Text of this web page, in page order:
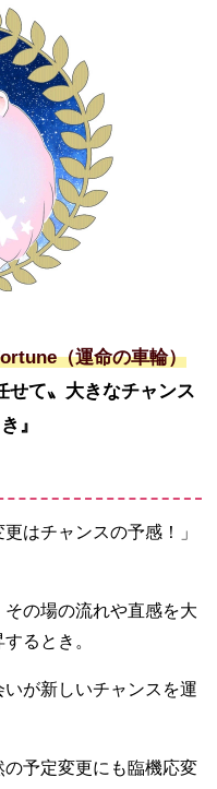
（運命の車輪）
せて〟大きなチャンス
』
はチャンスの予感！」
の場の流れや直感を大
るとき。
が新しいチャンスを運
予定変更にも臨機応変